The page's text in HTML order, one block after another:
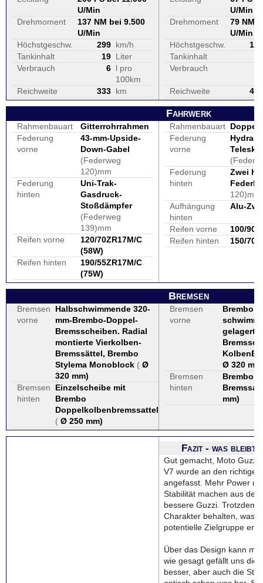
U/Min
Drehmoment
137 NM bei 9.500
U/Min
Höchstgeschw.
299 km/h
Tankinhalt
19 Liter
Verbrauch
6 l pro
100km
Reichweite
333 km
U/Min
Drehmoment
79 NM
U/Min
Höchstgeschw.
175
Tankinhalt
Verbrauch
Reichweite 429
Fahrwerk
Rahmenbauart
Gitterrohrrahmen
Federung
vorne
43-mm-Upside-
Down-Gabel
(Federweg
120)mm
Federung
hinten
Uni-Trak-
Gasdruck-
Stoßdämpfer
(Federweg
139)mm
Reifen vorne
120/70ZR17M/C
(58W)
Reifen hinten
190/55ZR17M/C
(75W)
Rahmenbauart
Federung
vorne
Federung
hinten
Zwei
120)mm
Aufhängung
hinten
Alu-
Reifen vorne
100/90 -
Reifen hinten
150/70 -
Bremsen
Bremsen
vorne
Halbschwimmende 320-
mm-Brembo-Doppel-
Bremsscheiben. Radial
montierte Vierkolben-
Bremssättel, Brembo
Stylema Monoblock ( Ø
320 mm)
Bremsen
hinten
Einzelscheibe mit
Brembo
Doppelkolbenbremssattel
( Ø 250 mm)
Bremsen
vorne
Brembo,
gelagerte
Ø 320 mm
Bremsen
hinten
Brembo
mm)
Fazit - was bleibt
Gut gemacht, Moto
V7 wurde an den richtigen
angefasst. Mehr Power
Stabilität machen aus der
bessere Guzzi. Trotzdem
Charakter behalten, was
potentielle Zielgruppe
Über das Design kann
wie gesagt gefällt uns die
besser, aber auch die